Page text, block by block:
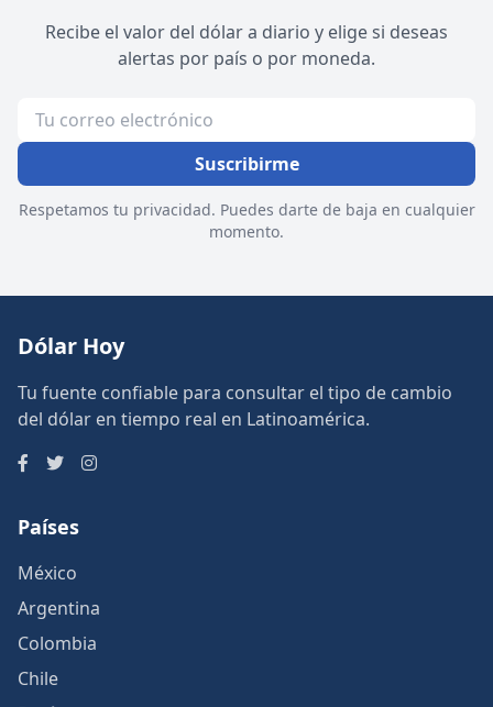
Recibe el valor del dólar a diario y elige si deseas
alertas por país o por moneda.
Suscribirme
Respetamos tu privacidad. Puedes darte de baja en cualquier
momento.
Dólar Hoy
Tu fuente confiable para consultar el tipo de cambio
del dólar en tiempo real en Latinoamérica.
Países
México
Argentina
Colombia
Chile